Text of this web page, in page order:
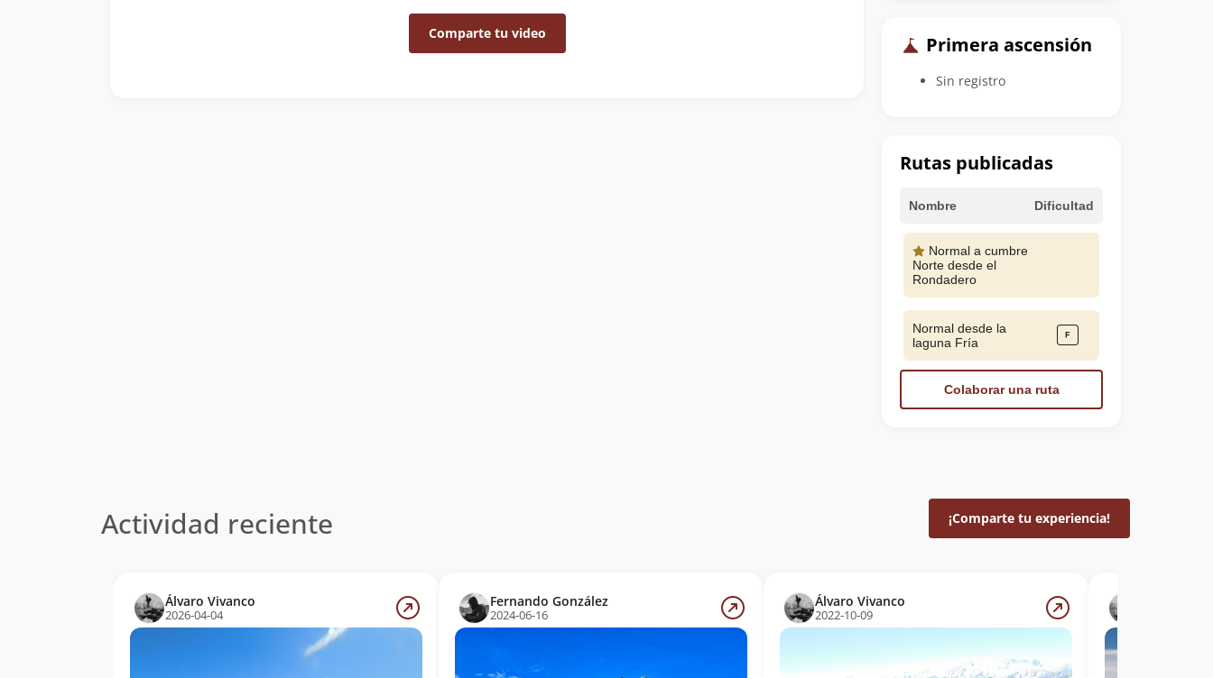
Primera ascensión
Sin registro
Rutas publicadas
Nombre Dificultad
Normal a cumbre
Norte desde el
Rondadero
Normal desde la
laguna Fría
Colaborar una ruta
Comparte tu video
Actividad reciente ¡Comparte tu experiencia!
Álvaro Vivanco
2026-04-04
Fernando González
2024-06-16
Álvaro Vivanco
2022-10-09